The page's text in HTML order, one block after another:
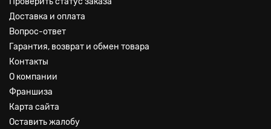
Доставка и оплата
Вопрос-ответ
Гарантия, возврат и обмен товара
Контакты
О компании
Франшиза
Карта сайта
Оставить жалобу